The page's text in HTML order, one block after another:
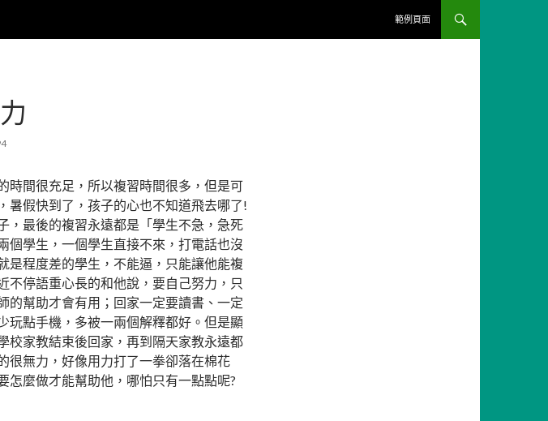
範例頁面
時間很充足，所以複習時間很多，但是可
暑假快到了，孩子的心也不知道飛去哪了!
，最後的複習永遠都是「學生不急，急死
個學生，一個學生直接不來，打電話也沒
是程度差的學生，不能逼，只能讓他能複
不停語重心長的和他說，要自己努力，只
的幫助才會有用；回家一定要讀書、一定
玩點手機，多被一兩個解釋都好。但是顯
校家教結束後回家，再到隔天家教永遠都
很無力，好像用力打了一拳卻落在棉花
怎麼做才能幫助他，哪怕只有一點點呢?